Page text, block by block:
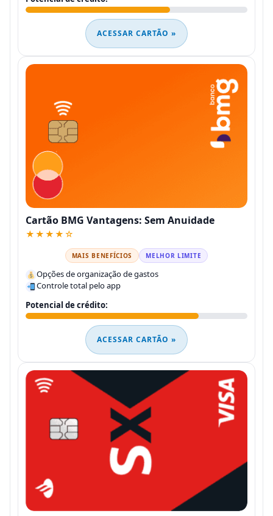
ACESSAR CARTÃO »
Cartão BMG Vantagens: Sem Anuidade
★★★★☆
MAIS BENEFÍCIOS MELHOR LIMITE
Opções de organização de gastos
Controle total pelo app
Potencial de crédito:
ACESSAR CARTÃO »